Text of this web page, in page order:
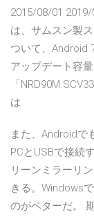
2015/08/01
は、サムスン製
ついて、Android
アップデート容
「
は
また、Androidで
PCとUSBで接続
リーンミラーリ
きる。Windows
のがベターだ。